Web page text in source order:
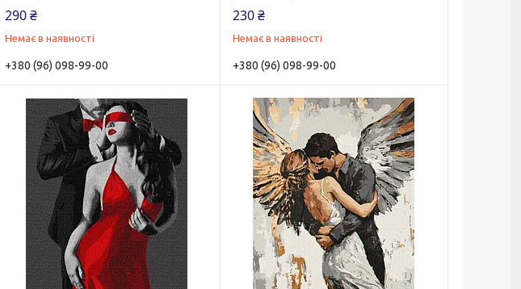
290 ₴
Немає в наявності
+380 (96) 098-99-00
230 ₴
Немає в наявності
+380 (96) 098-99-00